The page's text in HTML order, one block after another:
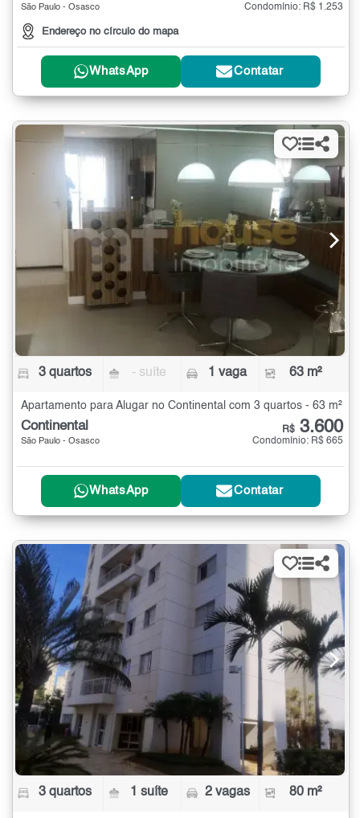
São Paulo - Osasco
Endereço no círculo do mapa
Condomínio: R$ 1.253
WhatsApp Contatar
3 quartos - suíte 1 vaga 63 m²
Apartamento para Alugar no Continental com 3 quartos - 63 m²
Continental
São Paulo - Osasco
R$ 3.600
Condomínio: R$ 665
WhatsApp Contatar
3 quartos 1 suíte 2 vagas 80 m²